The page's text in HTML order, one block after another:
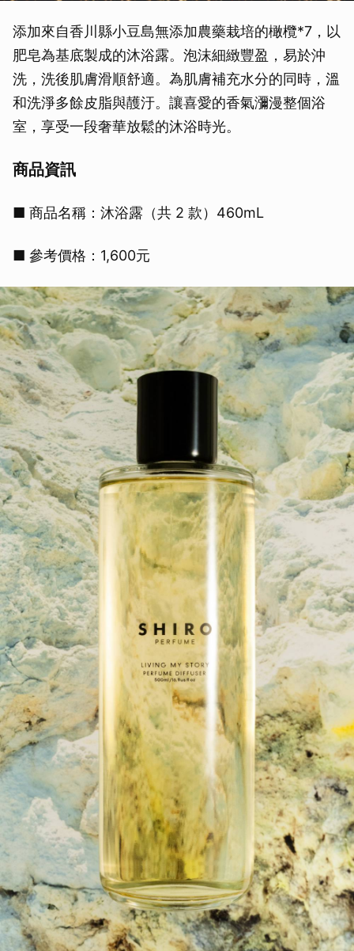
添加來自香川縣小豆島無添加農藥栽培的橄欖*7，以
肥皂為基底製成的沐浴露。泡沫細緻豐盈，易於沖
洗，洗後肌膚滑順舒適。為肌膚補充水分的同時，溫
和洗淨多餘皮脂與䨼汙。讓喜愛的香氣瀰漫整個浴
室，享受一段奢華放鬆的沐浴時光。
商品資訊
■ 商品名稱：沐浴露（共 2 款）460mL
■ 參考價格：1,600元